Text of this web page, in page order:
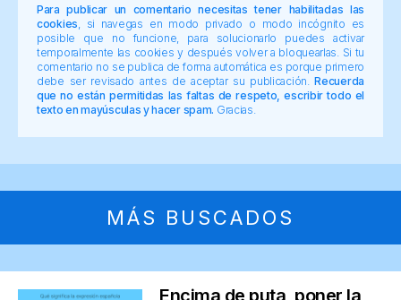
Para publicar un comentario necesitas tener habilitadas las
cookies , si navegas en modo privado o modo incógnito es
posible que no funcione, para solucionarlo puedes activar
temporalmente las cookies y después volver a bloquearlas. Si tu
comentario no se publica de forma automática es porque primero
debe ser revisado antes de aceptar su publicación.Recuerda
que no están permitidas las faltas de respeto, escribir todo el
texto en mayúsculas y hacer spam. Gracias.
MÁS BUSCADOS
Encima de puta, poner la